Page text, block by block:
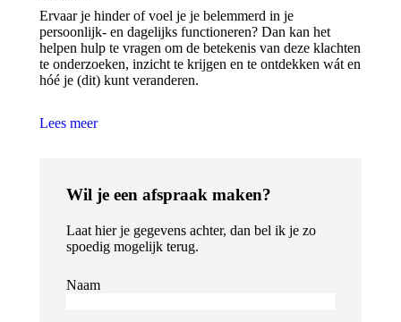
Ervaar je hinder of voel je je belemmerd in je
persoonlijk- en dagelijks functioneren? Dan kan het
helpen hulp te vragen om de betekenis van deze klachten
te onderzoeken, inzicht te krijgen en te ontdekken wát en
hóé je (dit) kunt veranderen.
Lees meer
Wil je een afspraak maken?
Laat hier je gegevens achter, dan bel ik je zo
spoedig mogelijk terug.
Naam